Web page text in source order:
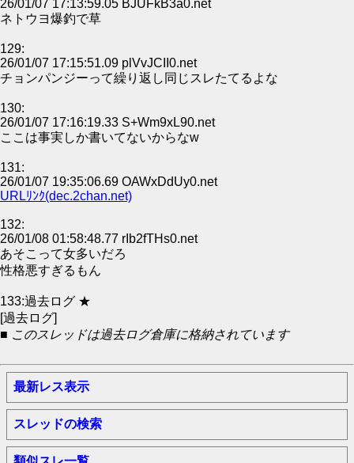
26/01/07 17:13:59.05 BJUFkB3a0.net
ネトウヨ爆釣で草
129:
26/01/07 17:15:51.09 plVvJCII0.net
チョンパンジーって繰り返し同じスレたてるよな
130:
26/01/07 17:16:19.33 S+Wm9xL90.net
ここは事実しか書いてないからなw
131:
26/01/07 19:35:06.69 OAWxDdUy0.net
URLﾘﾝｸ(dec.2chan.net)
132:
26/01/08 01:58:48.77 rIb2fTHs0.net
あそこって女多いだろ
性格悪すぎるもん
133:過去ログ ★
[過去ログ]
■ このスレッドは過去ログ倉庫に格納されています
最新レス表示
スレッドの検索